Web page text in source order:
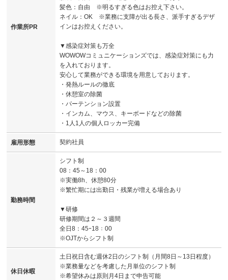
作業所PR
髪色：自由 ※明るすぎる色はお控え下さい。
ネイル：OK ※業務に支障が出る長さ、派手すぎるデザ
インはお控えください。
▼感染症対策も万全
WOWOWコミュニケーションズでは、感染症対策にも力
を入れております。
安心して業務ができる環境を用意しております。
・発熱ルールの徹底
・休憩室の除菌
・パーテンション設置
・インカム、マウス、キーボードなどの除菌
・1人1人の個人ロッカー完備
雇用形態 契約社員
勤務時間
シフト制
08：45～18：00
※実働8h、休憩80分
※繁忙期には出勤日・残業が増える場合あり
▼研修
研修期間は２～３週間
全日8：45ｰ18：00
※OJTからシフト制
休日休暇
土日祝日含む週休2日のシフト制（月間8日～13日程度）
※業務量などを考慮した月単位のシフト制
※希望休みは原則月4日まで申告可能